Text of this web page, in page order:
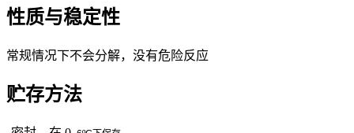
性质与稳定性
常规情况下不会分解，没有危险反应
贮存方法